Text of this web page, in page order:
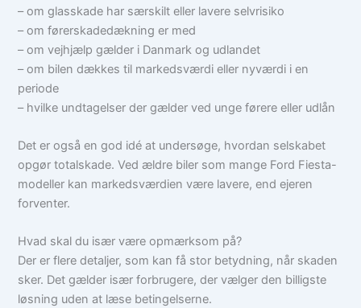
– om glasskade har særskilt eller lavere selvrisiko
– om førerskadedækning er med
– om vejhjælp gælder i Danmark og udlandet
– om bilen dækkes til markedsværdi eller nyværdi i en
periode
– hvilke undtagelser der gælder ved unge førere eller udlån
Det er også en god idé at undersøge, hvordan selskabet
opgør totalskade. Ved ældre biler som mange Ford Fiesta-
modeller kan markedsværdien være lavere, end ejeren
forventer.
Hvad skal du især være opmærksom på?
Der er flere detaljer, som kan få stor betydning, når skaden
sker. Det gælder især forbrugere, der vælger den billigste
løsning uden at læse betingelserne.